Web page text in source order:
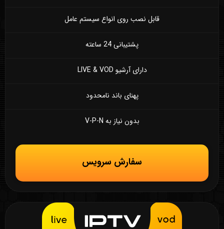
قابل نصب روی انواع سیستم عامل
پشتیبانی 24 ساعته
دارای آرشیو LIVE & VOD
پهنای باند نامحدود
بدون نیاز به V-P-N
سفارش سرویس